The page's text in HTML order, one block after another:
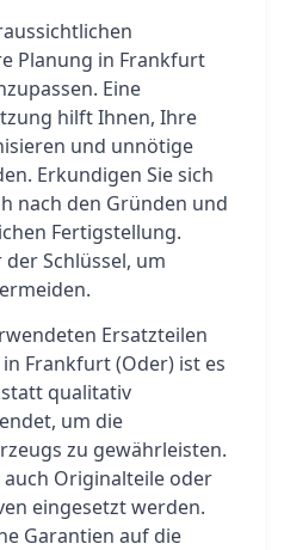
Planung in Frankfurt
Eine
hilft Ihnen, Ihre
und unnötige
Erkundigen Sie sich
nach den Gründen und
Fertigstellung.
Schlüssel, um
Ersatzteilen
Frankfurt (Oder) ist es
qualitativ
um die
zu gewährleisten.
auch Originalteile oder
eingesetzt werden.
Garantien auf die